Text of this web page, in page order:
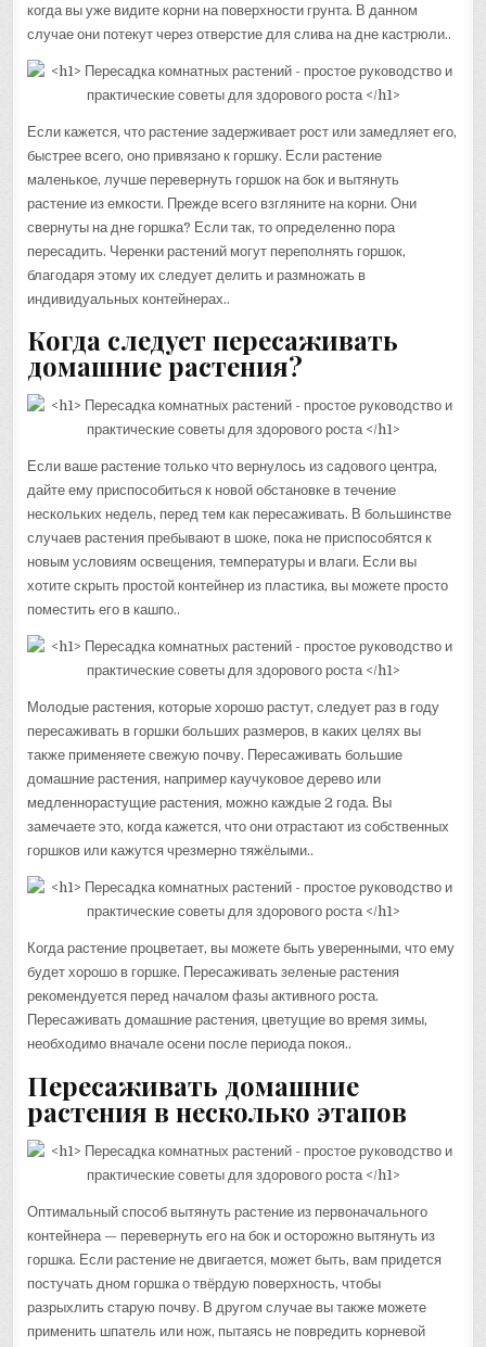
когда вы уже видите корни на поверхности грунта. В данном
случае они потекут через отверстие для слива на дне кастрюли..
Если кажется, что растение задерживает рост или замедляет его,
быстрее всего, оно привязано к горшку. Если растение
маленькое, лучше перевернуть горшок на бок и вытянуть
растение из емкости. Прежде всего взгляните на корни. Они
свернуты на дне горшка? Если так, то определенно пора
пересадить. Черенки растений могут переполнять горшок,
благодаря этому их следует делить и размножать в
индивидуальных контейнерах..
Когда следует пересаживать
домашние растения?
Если ваше растение только что вернулось из садового центра,
дайте ему приспособиться к новой обстановке в течение
нескольких недель, перед тем как пересаживать. В большинстве
случаев растения пребывают в шоке, пока не приспособятся к
новым условиям освещения, температуры и влаги. Если вы
хотите скрыть простой контейнер из пластика, вы можете просто
поместить его в кашпо..
Молодые растения, которые хорошо растут, следует раз в году
пересаживать в горшки больших размеров, в каких целях вы
также применяете свежую почву. Пересаживать большие
домашние растения, например каучуковое дерево или
медленнорастущие растения, можно каждые 2 года. Вы
замечаете это, когда кажется, что они отрастают из собственных
горшков или кажутся чрезмерно тяжёлыми..
Когда растение процветает, вы можете быть уверенными, что ему
будет хорошо в горшке. Пересаживать зеленые растения
рекомендуется перед началом фазы активного роста.
Пересаживать домашние растения, цветущие во время зимы,
необходимо вначале осени после периода покоя..
Пересаживать домашние
растения в несколько этапов
Оптимальный способ вытянуть растение из первоначального
контейнера — перевернуть его на бок и осторожно вытянуть из
горшка. Если растение не двигается, может быть, вам придется
постучать дном горшка о твёрдую поверхность, чтобы
разрыхлить старую почву. В другом случае вы также можете
применить шпатель или нож, пытаясь не повредить корневой